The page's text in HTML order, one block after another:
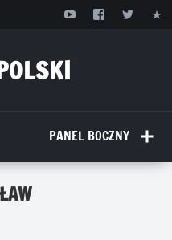
PANEL BOCZNY